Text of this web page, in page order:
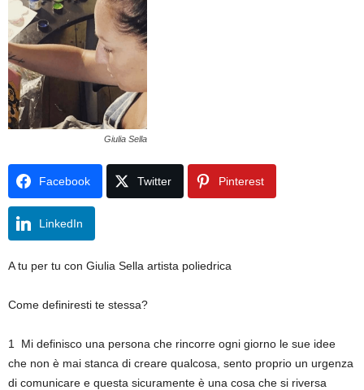
Giulia Sella
Facebook Twitter Pinterest
LinkedIn
A tu per tu con Giulia Sella artista poliedrica
Come definiresti te stessa?
1 Mi definisco una persona che rincorre ogni giorno le sue idee
che non è mai stanca di creare qualcosa, sento proprio un urgenza
di comunicare e questa sicuramente è una cosa che si riversa